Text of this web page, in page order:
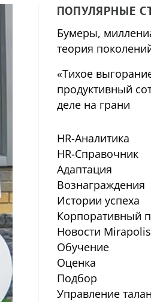
ПОПУЛЯРНЫЕ
Бумеры,
теория
«Тихое
продуктивный
деле на грани
HR-Аналитика
HR-Справочник
Адаптация
Вознаграждения
Истории успеха
Корпоративный
Новости Mirapolis
Обучение
Оценка
Подбор
Управление